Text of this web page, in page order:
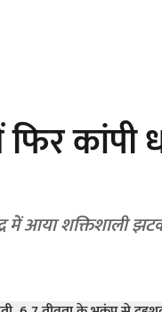
कांपी
में आया शक्तिशाली